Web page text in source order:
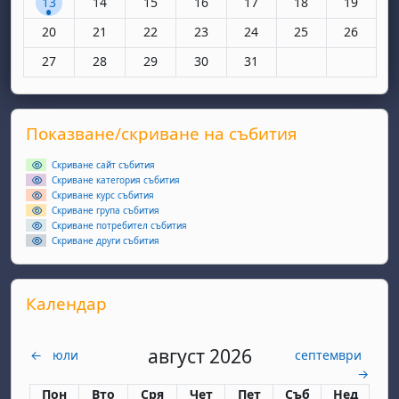
Няма събития, понеделник, 20 октомври
20 Няма събития, вторник, 21 октомври
21 Няма събития, сряда, 22 октомври
22 Няма събития, четвъртък, 23
23 Няма събития, петък, 24
24 Няма събития,
25 Няма
26
Няма събития, понеделник, 27 октомври
27 Няма събития, вторник, 28 октомври
28 Няма събития, сряда, 29 октомври
29 Няма събития, четвъртък, 30
30 Няма събития, петък, 31
31
Supplementary blocks
Прескочи Показване/скриване на събития
Показване/скриване на събития
Скриване сайт събития
Скриване категория събития
Скриване курс събития
Скриване група събития
Скриване потребител събития
Скриване други събития
Прескочи Календар
Календар
← юли август 2026
септември
→
Понеделник
Пон вторник
Вто сряда
Сря четвъртък
Чет петък
Пет събота
Съб неделя
Нед